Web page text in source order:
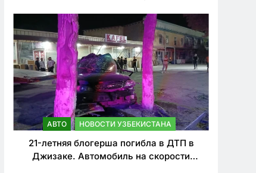
нарушителей ПДД
АВТО НОВОСТИ УЗБЕКИСТАНА
21-летняя блогерша погибла в ДТП в
Джизаке. Автомобиль на скорости